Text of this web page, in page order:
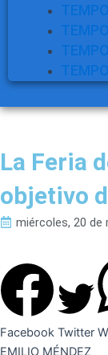
La Feria
objetivo
miércoles, 20 de
Facebook Twitter
EMILIO MÉNDEZ